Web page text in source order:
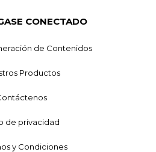
CONECTADO
de Contenidos
Productos
de privacidad
y Condiciones